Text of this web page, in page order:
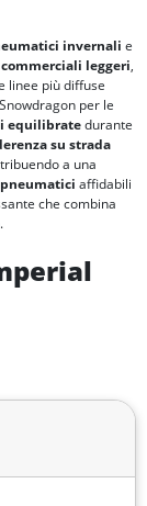
invernali e
leggeri,
linee più diffuse
per le
equilibratedurante
su strada
a una
affidabili
che combina
.